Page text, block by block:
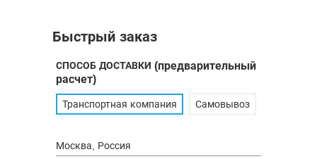
Быстрый заказ
СПОСОБ ДОСТАВКИ (предварительный
расчет)
Транспортная компания Самовывоз